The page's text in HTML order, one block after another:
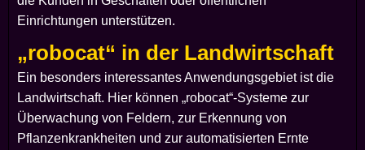
Einrichtungen unterstützen.
„robocat“ in der Landwirtschaft
Ein besonders interessantes Anwendungsgebiet ist die
Landwirtschaft. Hier können „robocat“-Systeme zur
Überwachung von Feldern, zur Erkennung von
Pflanzenkrankheiten und zur automatisierten Ernte